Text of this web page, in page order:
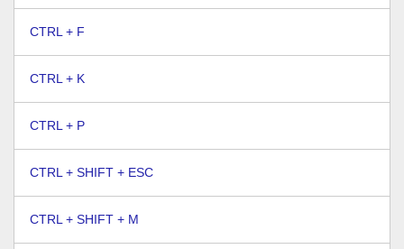
CTRL + F
CTRL + K
CTRL + P
CTRL + SHIFT + ESC
CTRL + SHIFT + M